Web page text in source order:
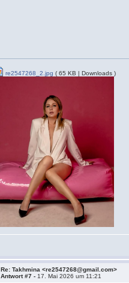
re2547268_2.jpg ( 65 KB | Downloads )
Re: Takhmina <re2547268@gmail.com>
Antwort #7 - 17. Mai 2026 um 11:21